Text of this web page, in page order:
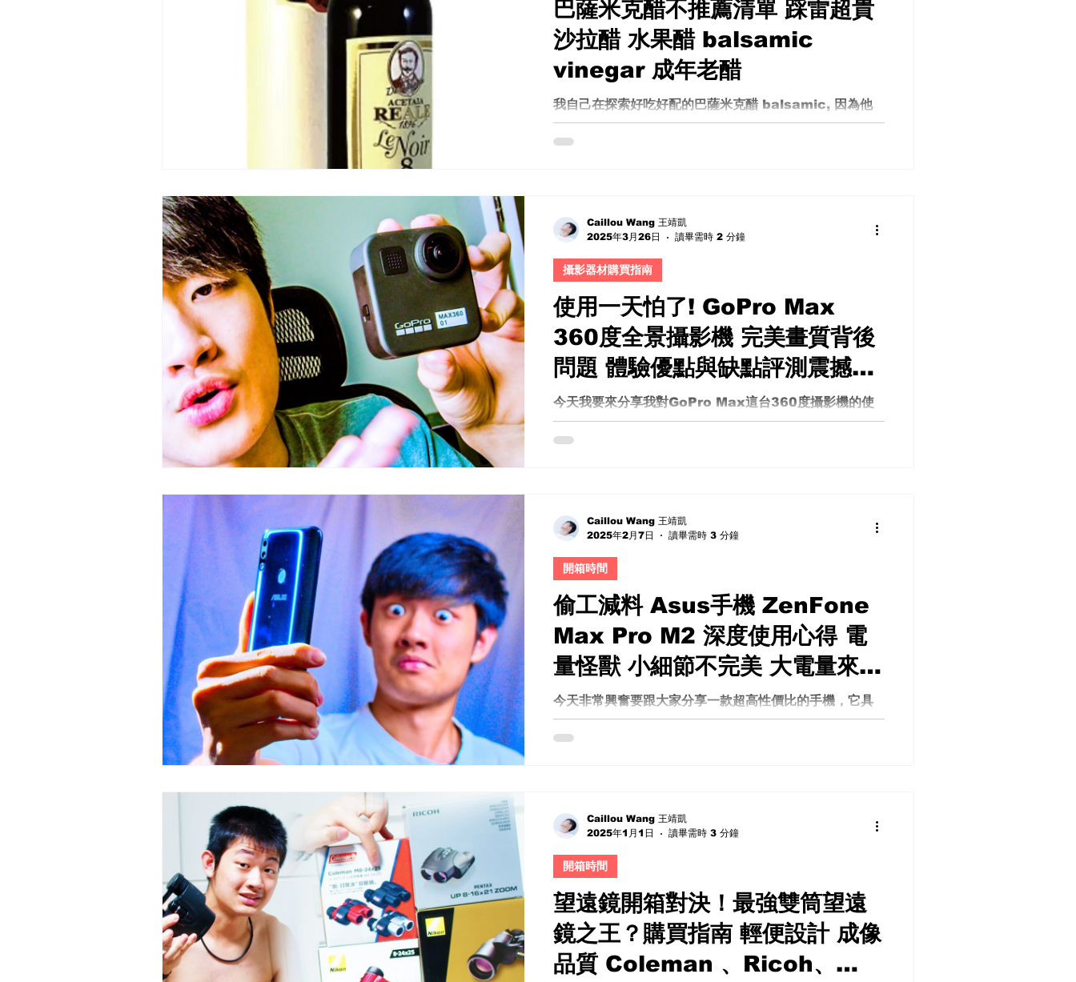
巴薩米克醋不推薦清單 踩雷超貴
沙拉醋 水果醋 balsamic
vinegar 成年老醋
我自己在探索好吃好配的巴薩米克醋 balsamic, 因為他
們都是純葡萄成分, 不添加任何糖或酒精, 讓吃食物加醬料
更健康, 但因為太多選項, 我們就一一購買然後紀錄我的使
使用一天怕了! GoPro Max
360度全景攝影機 完美畫質背後
問題 體驗優點與缺點評測震撼畫
質 從拍攝到操作 讓人頭疼 使用
心得評價 隱藏缺點
今天我要來分享我對GoPro Max這台360度攝影機的使
用體驗。這款相機在網路上的評價非常好，所以我決定租
一台來用一整天，想說看看它到底有多棒。然而，經過一
攝影器材購買指南
Caillou Wang 王靖凱
2025年3月26日
讀畢需時 2 分鐘
偷工減料 Asus手機 ZenFone
Max Pro M2 深度使用心得 電
量怪獸 小細節不完美 大電量來彌
補！值得購買嗎？ 高性價比 相機
評測 優缺點 日常開箱體驗
今天非常興奮要跟大家分享一款超高性價比的手機，它具
備超大電量和超大螢幕，卻價格非常親民，那就是——
Asus ZenFone Max Pro M2 ！Asus手機 ZenFone
開箱時間
Caillou Wang 王靖凱
2025年2月7日
讀畢需時 3 分鐘
望遠鏡開箱對決！最強雙筒望遠
鏡之王？購買指南 輕便設計 成像
品質 Coleman 、Ricoh、
開箱時間
Caillou Wang 王靖凱
2025年1月1日
讀畢需時 3 分鐘